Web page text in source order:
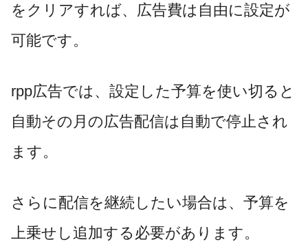
をクリアすれば、広告費は自由に設定が
可能です。
rpp広告では、設定した予算を使い切ると
自動その月の広告配信は自動で停止され
ます。
さらに配信を継続したい場合は、予算を
上乗せし追加する必要があります。